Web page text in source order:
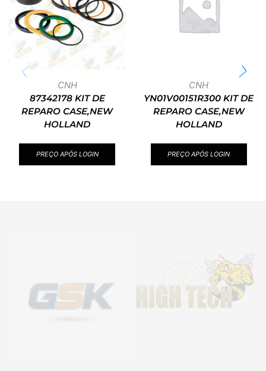
CNH
87342178 KIT DE
REPARO CASE,NEW
HOLLAND
PREÇO APÓS LOGIN
CNH
YN01V00151R300 KIT DE
REPARO CASE,NEW
HOLLAND
PREÇO APÓS LOGIN